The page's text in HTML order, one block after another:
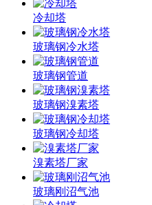
冷却塔
玻璃钢冷水塔
玻璃钢管道
玻璃钢溴素塔
玻璃钢冷却塔
溴素塔厂家
玻璃刚沼气池